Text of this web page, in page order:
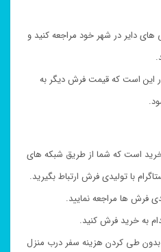
های دایر در شهر خود مراجعه کنید و
این است که قیمت فرش دیگر به
است که شما از طریق شبکه های
با تولیدی فرش ارتباط بگیرید.
فرش ها مراجعه نمایید.
به خرید فرش کنید.
طی کردن هزینه سفر درب منزل